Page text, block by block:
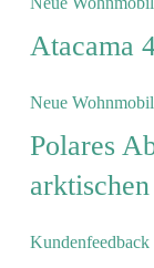
Atacama
Neue
Polares
Kundenfeedback